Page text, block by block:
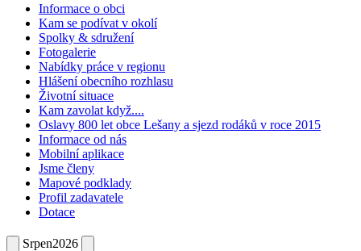
Informace o obci
Kam se podívat v okolí
Spolky & sdružení
Fotogalerie
Nabídky práce v regionu
Hlášení obecního rozhlasu
Životní situace
Kam zavolat když....
Oslavy 800 let obce Lešany a sjezd rodáků v roce 2015
Informace od nás
Mobilní aplikace
Jsme členy
Mapové podklady
Profil zadavatele
Dotace
Srpen2026